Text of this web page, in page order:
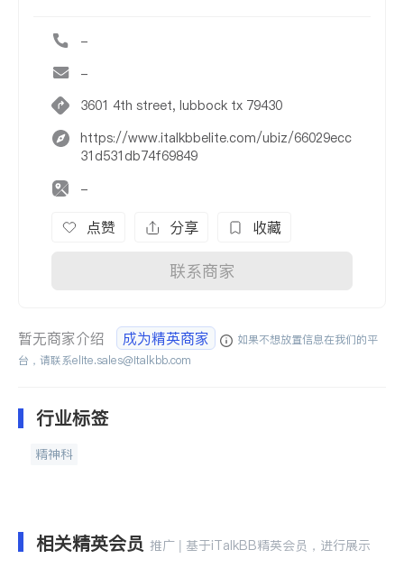
-
-
3601 4th street, lubbock tx 79430
https://www.italkbbelite.com/ubiz/66029ecc
31d531db74f69849
-
点赞 分享 收藏
联系商家
暂无商家介绍 成为精英商家
如果不想放置信息在我们的平
台，请联系elite.sales@italkbb.com
行业标签
精神科
相关精英会员 推广 | 基于iTalkBB精英会员，进行展示